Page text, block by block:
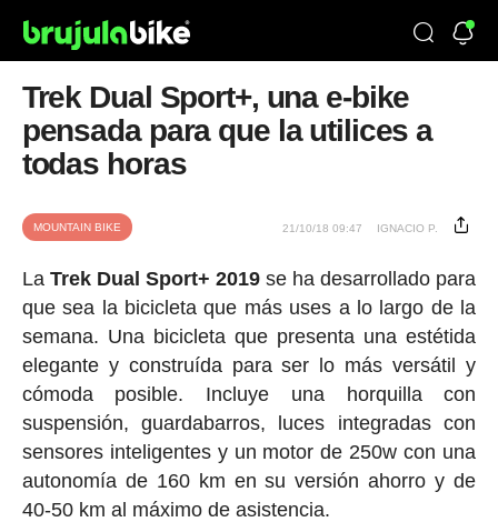
Trek Dual Sport+, una e-bike
pensada para que la utilices a
todas horas
MOUNTAIN BIKE 21/10/18 09:47 IGNACIO P.
La Trek Dual Sport+ 2019 se ha desarrollado para
que sea la bicicleta que más uses a lo largo de la
semana. Una bicicleta que presenta una estétida
elegante y construída para ser lo más versátil y
cómoda posible. Incluye una horquilla con
suspensión, guardabarros, luces integradas con
sensores inteligentes y un motor de 250w con una
autonomía de 160 km en su versión ahorro y de
40-50 km al máximo de asistencia.